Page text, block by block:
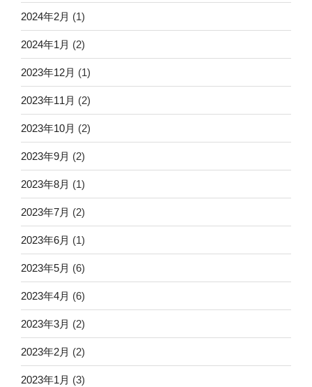
2024年2月 (1)
2024年1月 (2)
2023年12月 (1)
2023年11月 (2)
2023年10月 (2)
2023年9月 (2)
2023年8月 (1)
2023年7月 (2)
2023年6月 (1)
2023年5月 (6)
2023年4月 (6)
2023年3月 (2)
2023年2月 (2)
2023年1月 (3)